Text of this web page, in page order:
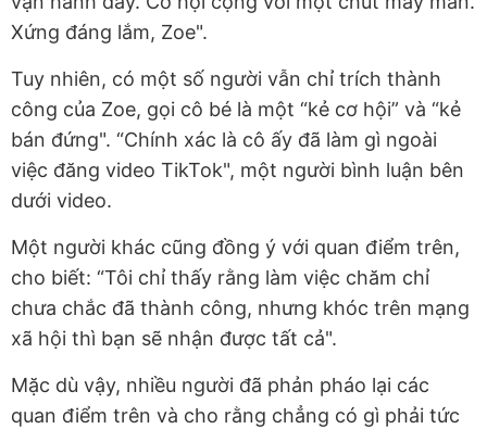
Xứng đáng lắm, Zoe".
Tuy nhiên, có một số người vẫn chỉ trích thành
công của Zoe, gọi cô bé là một “kẻ cơ hội” và “kẻ
bán đứng". “Chính xác là cô ấy đã làm gì ngoài
việc đăng video TikTok", một người bình luận bên
dưới video.
Một người khác cũng đồng ý với quan điểm trên,
cho biết: “Tôi chỉ thấy rằng làm việc chăm chỉ
chưa chắc đã thành công, nhưng khóc trên mạng
xã hội thì bạn sẽ nhận được tất cả".
Mặc dù vậy, nhiều người đã phản pháo lại các
quan điểm trên và cho rằng chẳng có gì phải tức